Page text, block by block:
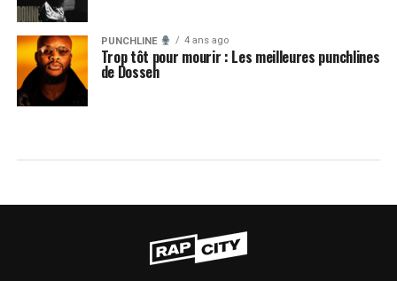
PUNCHLINE 4 ans ago
Trop tôt pour mourir : Les meilleures punchlines
de Dosseh